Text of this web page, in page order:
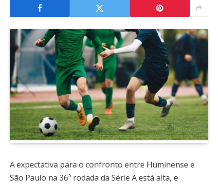
A expectativa para o confronto entre Fluminense e
São Paulo na 36ª rodada da Série A está alta, e